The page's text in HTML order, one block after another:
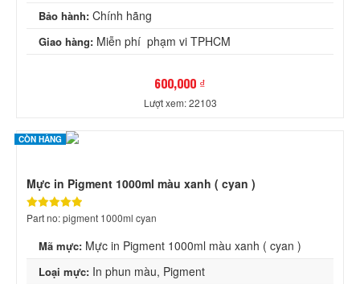
Bảo hành: Chính hãng
Giao hàng: Miễn phí phạm vi TPHCM
600,000 ₫
Lượt xem: 22103
CÒN HÀNG
Mực in Pigment 1000ml màu xanh ( cyan )
Part no: pigment 1000ml cyan
Mã mực: Mực in Pigment 1000ml màu xanh ( cyan )
Loại mực: In phun màu, Pigment